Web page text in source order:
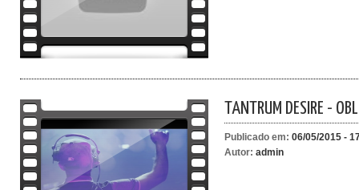
TANTRUM DESIRE -
Publicado em: 06/05/2015 -
Autor: admin